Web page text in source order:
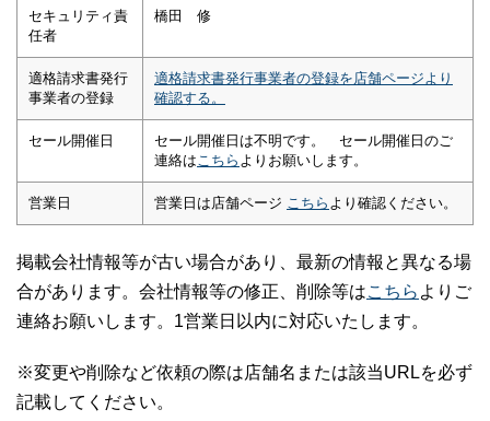
セキュリティ責
任者
橋田 修
適格請求書発行
事業者の登録
適格請求書発行事業者の登録を店舗ページより
確認する。
セール開催日
セール開催日は不明です。 セール開催日のご
連絡は こちら よりお願いします。
営業日 営業日は店舗ページ こちら より確認ください。
掲載会社情報等が古い場合があり、最新の情報と異なる場
合があります。会社情報等の修正、削除等はこちら よりご
連絡お願いします。1営業日以内に対応いたします。
※変更や削除など依頼の際は店舗名または該当URLを必ず
記載してください。